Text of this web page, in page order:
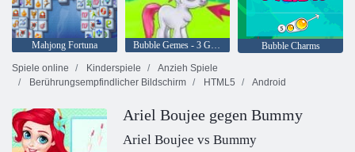
Mahjong Fortuna Bubble Gemes - 3 Gewinnt
Bubble Charms
Spiele online
Kinderspiele
Anzieh Spiele
Berührungsempfindlicher Bildschirm
HTML5 Android
Ariel Boujee gegen Bummy
Ariel Boujee vs Bummy